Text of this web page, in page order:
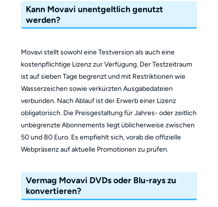
Kann Movavi unentgeltlich genutzt
werden?
Movavi stellt sowohl eine Testversion als auch eine
kostenpflichtige Lizenz zur Verfügung. Der Testzeitraum
ist auf sieben Tage begrenzt und mit Restriktionen wie
Wasserzeichen sowie verkürzten Ausgabedateien
verbunden. Nach Ablauf ist der Erwerb einer Lizenz
obligatorisch. Die Preisgestaltung für Jahres- oder zeitlich
unbegrenzte Abonnements liegt üblicherweise zwischen
50 und 80 Euro. Es empfiehlt sich, vorab die offizielle
Webpräsenz auf aktuelle Promotionen zu prüfen.
Vermag Movavi DVDs oder Blu-rays zu
konvertieren?